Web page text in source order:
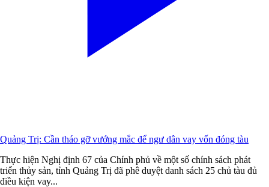
Quảng Trị: Cần tháo gỡ vướng mắc để ngư dân vay vốn đóng tàu
Thực hiện Nghị định 67 của Chính phủ về một số chính sách phát
triển thủy sản, tỉnh Quảng Trị đã phê duyệt danh sách 25 chủ tàu đủ
điều kiện vay...